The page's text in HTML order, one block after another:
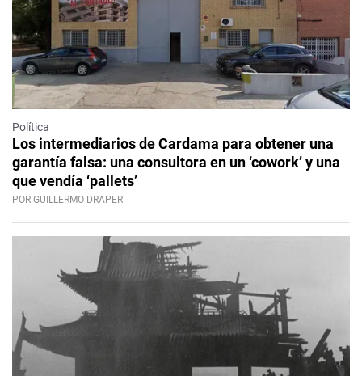
Política
Los intermediarios de Cardama para obtener una
garantía falsa: una consultora en un ‘cowork’ y una
que vendía ‘pallets’
POR GUILLERMO DRAPER